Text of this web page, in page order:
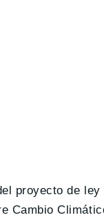
proyecto de
Cambio